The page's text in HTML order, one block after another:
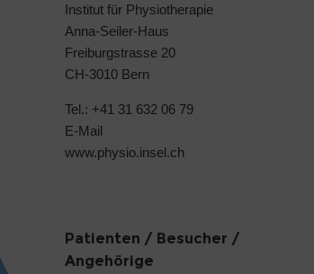
Institut für Physiotherapie
Anna-Seiler-Haus
Freiburgstrasse 20
CH-3010 Bern
Tel.: +41 31 632 06 79
E-Mail
www.physio.insel.ch
Patienten / Besucher /
Angehörige